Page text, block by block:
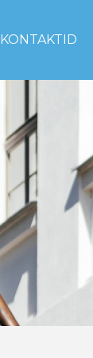
KONTAKTID